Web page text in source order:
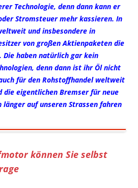
Technologie, denn dann kann er
Stromsteuer mehr kassieren. In
und insbesondere in
von großen Aktienpaketen die
Die haben natürlich gar kein
denn dann ist ihr Öl nicht
für den Rohstoffhandel weltweit
die eigentlichen Bremser für neue
länger auf unseren Strassen fahren
können Sie selbst